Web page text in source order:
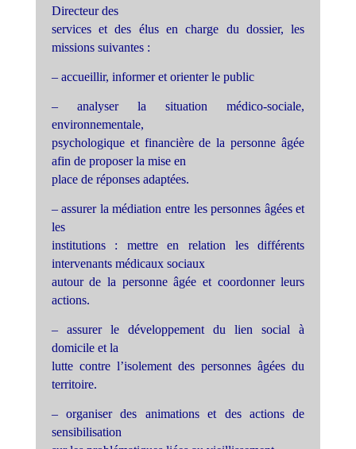
Directeur des
services et des élus en charge du dossier, les
missions suivantes :
– accueillir, informer et orienter le public
– analyser la situation médico-sociale,
environnementale,
psychologique et financière de la personne âgée
afin de proposer la mise en
place de réponses adaptées.
– assurer la médiation entre les personnes âgées et
les
institutions : mettre en relation les différents
intervenants médicaux sociaux
autour de la personne âgée et coordonner leurs
actions.
– assurer le développement du lien social à
domicile et la
lutte contre l’isolement des personnes âgées du
territoire.
– organiser des animations et des actions de
sensibilisation